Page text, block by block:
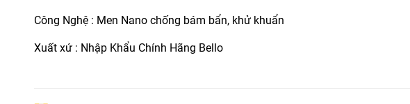
Công Nghệ : Men Nano chống bám bẩn, khử khuẩn
Xuất xứ : Nhập Khẩu Chính Hãng Bello